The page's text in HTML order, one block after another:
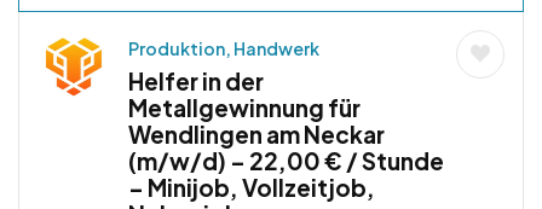
Produktion, Handwerk
Helfer in der
Metallgewinnung für
Wendlingen am Neckar
(m/w/d) – 22,00 € / Stunde
– Minijob, Vollzeitjob,